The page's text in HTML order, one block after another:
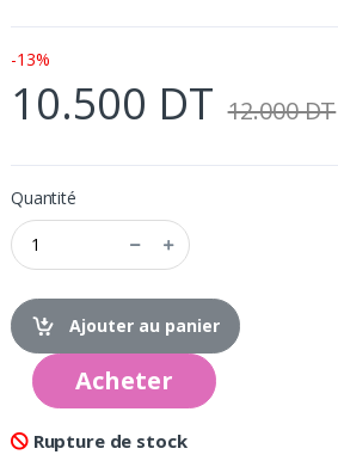
-13%
10.500 DT 12.000 DT
Quantité
Ajouter au panier
Acheter
Rupture de stock